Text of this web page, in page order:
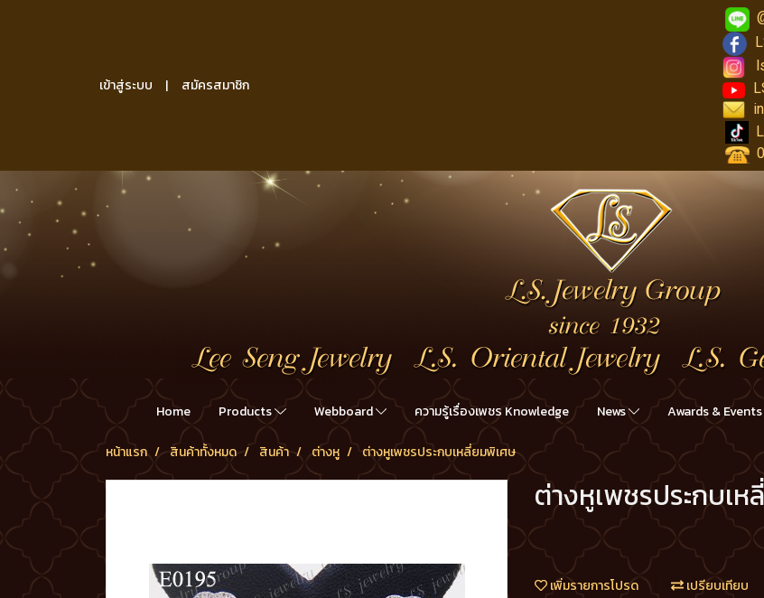
เข้าสู่ระบบ สมัครสมาชิก
Home Products Webboard ความรู้เรื่องเพชร Knowledge News Awards &
หน้าแรก สินค้าทั้งหมด สินค้า ต่างหู ต่างหูเพชรประกบเหลี่ยมพิเศษ
ต่างหูเพชรประกบเ
เพิ่มรายการโปรด เปรียบเทียบ